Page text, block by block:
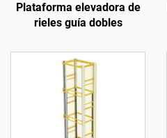
Plataforma elevadora de
rieles guía dobles